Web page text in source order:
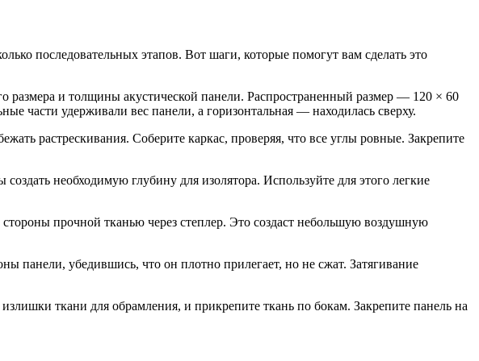
последовательных этапов. Вот шаги, которые помогут вам сделать это
размера и толщины акустической панели. Распространенный размер — 120 × 60
части удерживали вес панели, а горизонтальная — находилась сверху.
растрескивания. Соберите каркас, проверяя, что все углы ровные. Закрепите
необходимую глубину для изолятора. Используйте для этого легкие
прочной тканью через степлер. Это создаст небольшую воздушную
панели, убедившись, что он плотно прилегает, но не сжат. Затягивание
ткани для обрамления, и прикрепите ткань по бокам. Закрепите панель на